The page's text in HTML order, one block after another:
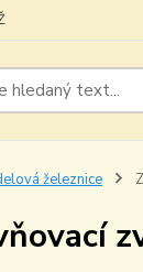
železnice